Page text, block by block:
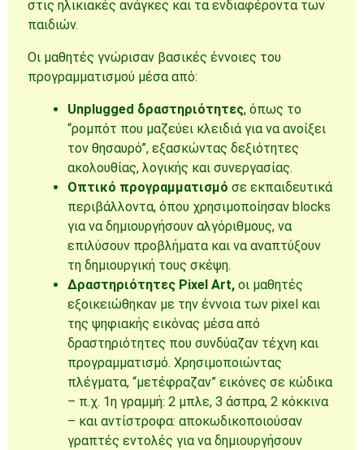
στις ηλικιακές ανάγκες και τα ενδιαφέροντα των
παιδιών.
Οι μαθητές γνώρισαν βασικές έννοιες του
προγραμματισμού μέσα από:
Unplugged δραστηριότητες, όπως το
“ρομπότ που μαζεύει κλειδιά για να ανοίξει
τον θησαυρό”, εξασκώντας δεξιότητες
ακολουθίας, λογικής και συνεργασίας.
Οπτικό προγραμματισμό σε εκπαιδευτικά
περιβάλλοντα, όπου χρησιμοποίησαν blocks
για να δημιουργήσουν αλγόριθμους, να
επιλύσουν προβλήματα και να αναπτύξουν
τη δημιουργική τους σκέψη.
Δραστηριότητες Pixel Art,οι μαθητές
εξοικειώθηκαν με την έννοια των pixel και
της ψηφιακής εικόνας μέσα από
δραστηριότητες που συνδύαζαν τέχνη και
προγραμματισμό. Χρησιμοποιώντας
πλέγματα, “μετέφραζαν” εικόνες σε κώδικα
– π.χ. 1η γραμμή: 2 μπλε, 3 άσπρα, 2 κόκκινα
– και αντίστροφα: αποκωδικοποιούσαν
γραπτές εντολές για να δημιουργήσουν